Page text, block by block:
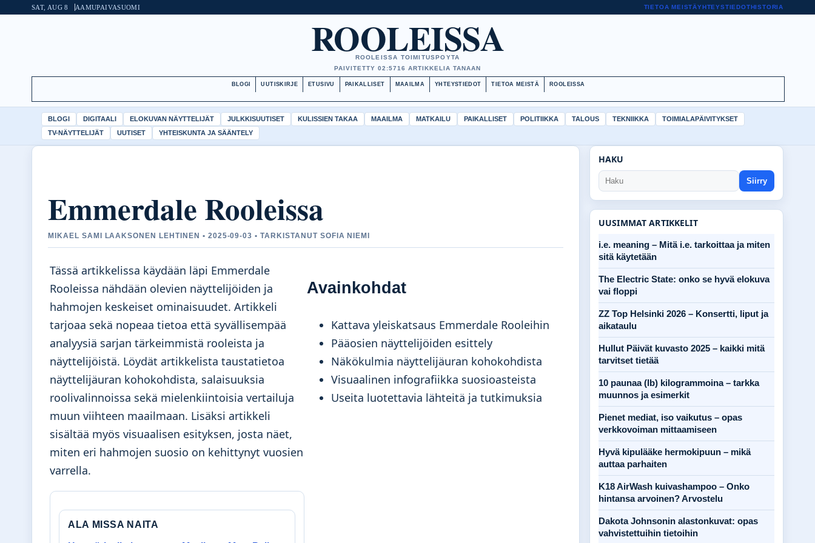
SAT, AUG 8 AAMUPAIVASUOMI TIETOA MEISTÄYHTEYSTIEDOTHISTORIA
ROOLEISSA
ROOLEISSA TOIMITUSPOYTA
PAIVITETTY 02:5716 ARTIKKELIA TANAAN
BLOGI UUTISKIRJE ETUSIVU PAIKALLISET MAAILMA YHTEYSTIEDOT TIETOA MEISTÄ ROOLEISSA
BLOGI DIGITAALI ELOKUVAN NÄYTTELIJÄT JULKKISUUTISET KULISSIEN TAKAA MAAILMA MATKAILU PAIKALLISET POLITIIKKA TALOUS TEKNIIKKA
TOIMIALAPÄIVITYKSET
TV-NÄYTTELIJÄT
UUTISET YHTEISKUNTA JA SÄÄNTELY
Emmerdale Rooleissa
MIKAEL SAMI LAAKSONEN LEHTINEN • 2025-09-03 • TARKISTANUT SOFIA NIEMI
Tässä artikkelissa käydään läpi Emmerdale
Rooleissa nähdään olevien näyttelijöiden ja
hahmojen keskeiset ominaisuudet. Artikkeli
tarjoaa sekä nopeaa tietoa että syvällisempää
analyysiä sarjan tärkeimmistä rooleista ja
näyttelijöistä. Löydät artikkelista taustatietoa
näyttelijäuran kohokohdista, salaisuuksia
roolivalinnoissa sekä mielenkiintoisia vertailuja
muun viihteen maailmaan. Lisäksi artikkeli
sisältää myös visuaalisen esityksen, josta näet,
miten eri hahmojen suosio on kehittynyt vuosien
varrella.
ALA MISSA NAITA
Avainkohdat
Kattava yleiskatsaus Emmerdale Rooleihin
Pääosien näyttelijöiden esittely
Näkökulmia näyttelijäuran kohokohdista
Visuaalinen infografiikka suosioasteista
Useita luotettavia lähteitä ja tutkimuksia
HAKU
Siirry
UUSIMMAT ARTIKKELIT
i.e. meaning – Mitä i.e. tarkoittaa ja miten
sitä käytetään
The Electric State: onko se hyvä elokuva
vai floppi
ZZ Top Helsinki 2026 – Konsertti, liput ja
aikataulu
Hullut Päivät kuvasto 2025 – kaikki mitä
tarvitset tietää
10 paunaa (lb) kilogrammoina – tarkka
muunnos ja esimerkit
Pienet mediat, iso vaikutus – opas
verkkovoiman mittaamiseen
Hyvä kipulääke hermokipuun – mikä
auttaa parhaiten
K18 AirWash kuivashampoo – Onko
hintansa arvoinen? Arvostelu
Dakota Johnsonin alastonkuvat: opas
vahvistettuihin tietoihin